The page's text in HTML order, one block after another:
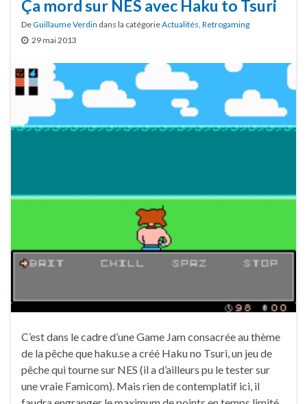
Ça mord sur NES avec Haku to Tsuri
DeGuillaume Verdin dans la catégorieActualités Retrogaming
29 mai 2013
C’est dans le cadre d’une Game Jam consacrée au thème
de la pêche que haku.se a créé Haku no Tsuri, un jeu de
pêche qui tourne sur NES (il a d’ailleurs pu le tester sur
une vraie Famicom). Mais rien de contemplatif ici, il